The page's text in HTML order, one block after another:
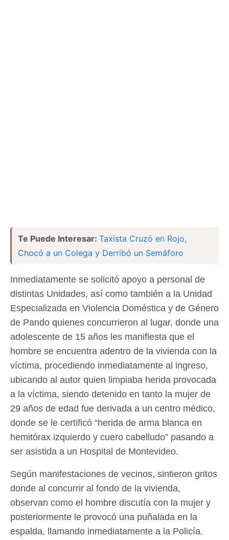
Te Puede Interesar: Taxista Cruzó en Rojo,
Chocó a un Colega y Derribó un Semáforo
Inmediatamente se solicitó apoyo a personal de
distintas Unidades, así como también a la Unidad
Especializada en Violencia Doméstica y de Género
de Pando quienes concurrieron al lugar, donde una
adolescente de 15 años les manifiesta que el
hombre se encuentra adentro de la vivienda con la
víctima, procediendo inmediatamente al ingreso,
ubicando al autor quien limpiaba herida provocada
a la víctima, siendo detenido en tanto la mujer de
29 años de edad fue derivada a un centro médico,
donde se le certificó “herida de arma blanca en
hemitórax izquierdo y cuero cabelludo” pasando a
ser asistida a un Hospital de Montevideo.
Según manifestaciones de vecinos, sintieron gritos
donde al concurrir al fondo de la vivienda,
observan como el hombre discutía con la mujer y
posteriormente le provocó una puñalada en la
espalda, llamando inmediatamente a la Policía.